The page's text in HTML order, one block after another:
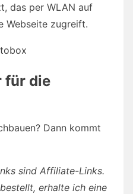
das per WLAN auf
Webseite zugreift.
für die
Dann kommt
sind Affiliate-Links.
erhalte ich eine